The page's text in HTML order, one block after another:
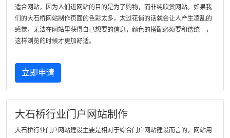
适合网站，因为人们进网站的目的是为了购物，而非纯欣赏网站。如果我
们的大石桥网站制作页面的色彩太多，太过花俏的话就会让人产生凌乱的
感觉，无法在网站里获得自己想要的信息，颜色的搭配必须要和谐统一，
这样浏览的时候才更加舒适。
立即申请
大石桥行业门户网站制作
大石桥行业门户网站建设主要是相对于综合门户网站建设而言的，网站用